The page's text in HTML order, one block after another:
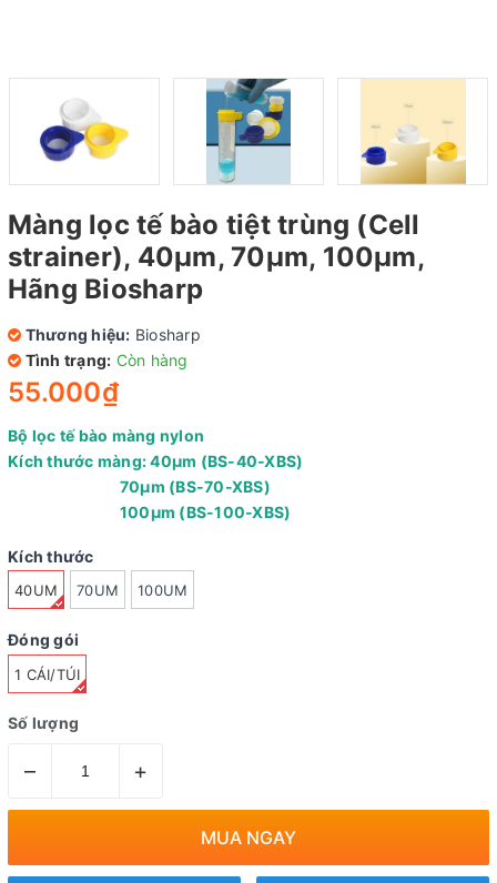
Màng lọc tế bào tiệt trùng (Cell
strainer), 40µm, 70µm, 100µm,
Hãng Biosharp
Thương hiệu: Biosharp
Tình trạng: Còn hàng
55.000₫
Bộ lọc tế bào màng nylon
Kích thước màng: 40µm (BS-40-XBS)
70µm (BS-70-XBS)
100µm (BS-100-XBS)
Kích thước
40UM 70UM 100UM
Đóng gói
1 CÁI/TÚI
Số lượng
– +
MUA NGAY